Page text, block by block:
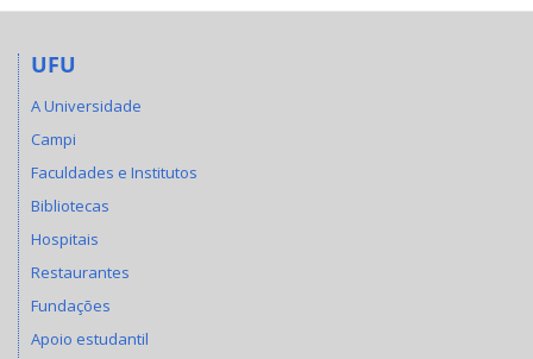
UFU
A Universidade
Campi
Faculdades e Institutos
Bibliotecas
Hospitais
Restaurantes
Fundações
Apoio estudantil